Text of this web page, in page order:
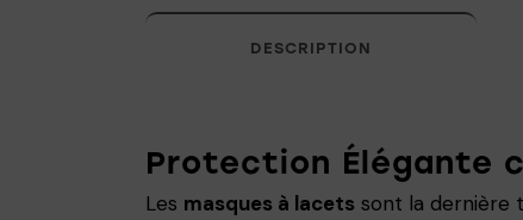
DESCRIPTION
Protection Élégante
Les masques à lacets sont la dernière